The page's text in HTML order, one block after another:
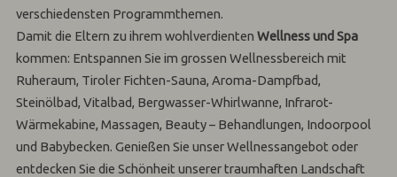
verschiedensten Programmthemen.
Damit die Eltern zu ihrem wohlverdientenWellness und Spa
kommen: Entspannen Sie im grossen Wellnessbereich mit
Ruheraum, Tiroler Fichten-Sauna, Aroma-Dampfbad,
Steinölbad, Vitalbad, Bergwasser-Whirlwanne, Infrarot-
Wärmekabine, Massagen, Beauty – Behandlungen, Indoorpool
und Babybecken. Genießen Sie unser Wellnessangebot oder
entdecken Sie die Schönheit unserer traumhaften Landschaft